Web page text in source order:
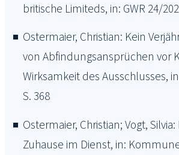
britische Limiteds, in: GWR 24/
Ostermaier, Christian: Kein
von Abfindungsansprüchen vor
Wirksamkeit des Ausschlusses,
S. 368
Ostermaier, Christian; Vogt,
Zuhause im Dienst, in: